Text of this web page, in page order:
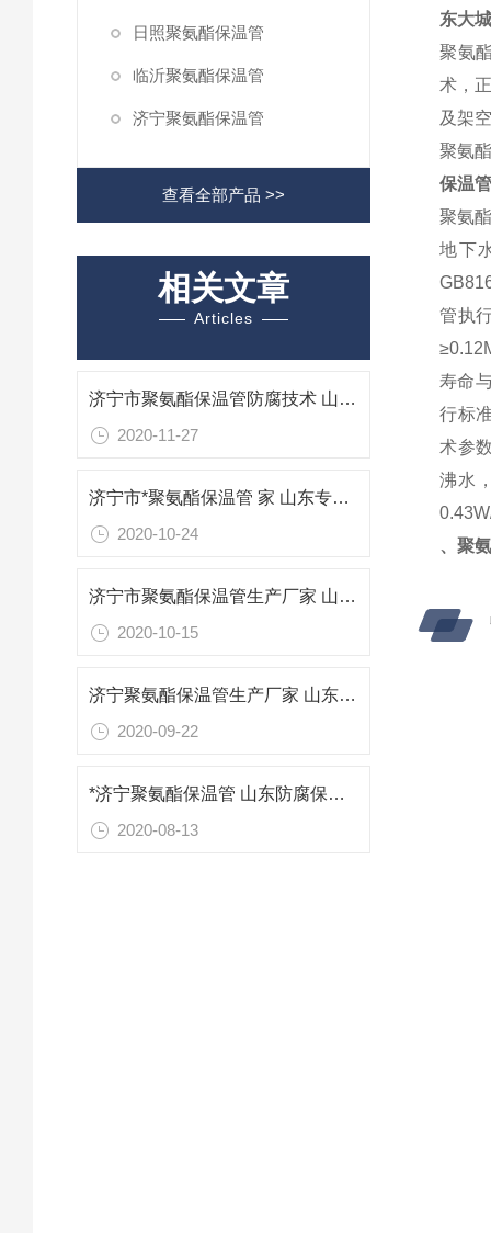
日照聚氨酯保温管
临沂聚氨酯保温管
济宁聚氨酯保温管
查看全部产品 >>
相关文章
Articles
济宁市聚氨酯保温管防腐技术 山东专业防腐保温材料
2020-11-27
济宁市*聚氨酯保温管 家 山东专业防腐保温材料
2020-10-24
济宁市聚氨酯保温管生产厂家 山东专业防腐保温材料
2020-10-15
济宁聚氨酯保温管生产厂家 山东济宁聚氨酯保温管
2020-09-22
*济宁聚氨酯保温管 山东防腐保温材料
2020-08-13
东大
聚氨
术，
及架
聚氨
保温
聚氨
地下
管执
寿命
行标
术参
沸水
、聚